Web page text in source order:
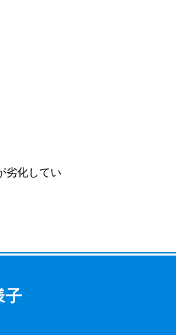
劣化してい
子